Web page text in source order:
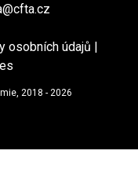
osobních údajů |
2018 - 2026